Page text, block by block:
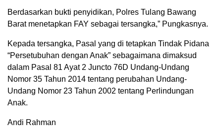
Berdasarkan bukti penyidikan, Polres Tulang Bawang
Barat menetapkan FAY sebagai tersangka,” Pungkasnya.
Kepada tersangka, Pasal yang di tetapkan Tindak Pidana
“Persetubuhan dengan Anak” sebagaimana dimaksud
dalam Pasal 81 Ayat 2 Juncto 76D Undang-Undang
Nomor 35 Tahun 2014 tentang perubahan Undang-
Undang Nomor 23 Tahun 2002 tentang Perlindungan
Anak.
Andi Rahman